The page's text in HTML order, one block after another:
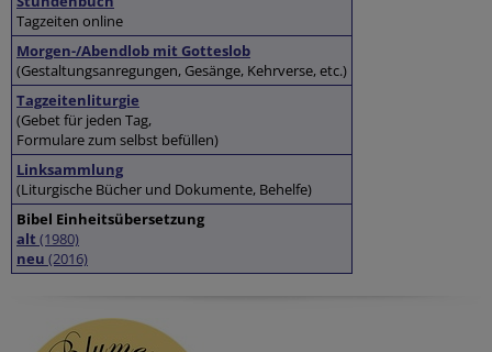
Tagzeiten online
Morgen-/Abendlob mit Gotteslob
(Gestaltungsanregungen, Gesänge, Kehrverse, etc.)
Tagzeitenliturgie
(Gebet für jeden Tag,
Formulare zum selbst befüllen)
Linksammlung
(Liturgische Bücher und Dokumente, Behelfe)
Bibel Einheitsübersetzung
alt (1980)
neu (2016)